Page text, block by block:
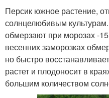
Персик южное растение,
солнцелюбивым
обмерзают при морозах -
весенних заморозках
но быстро
растет и плодоносит в
большим количеством